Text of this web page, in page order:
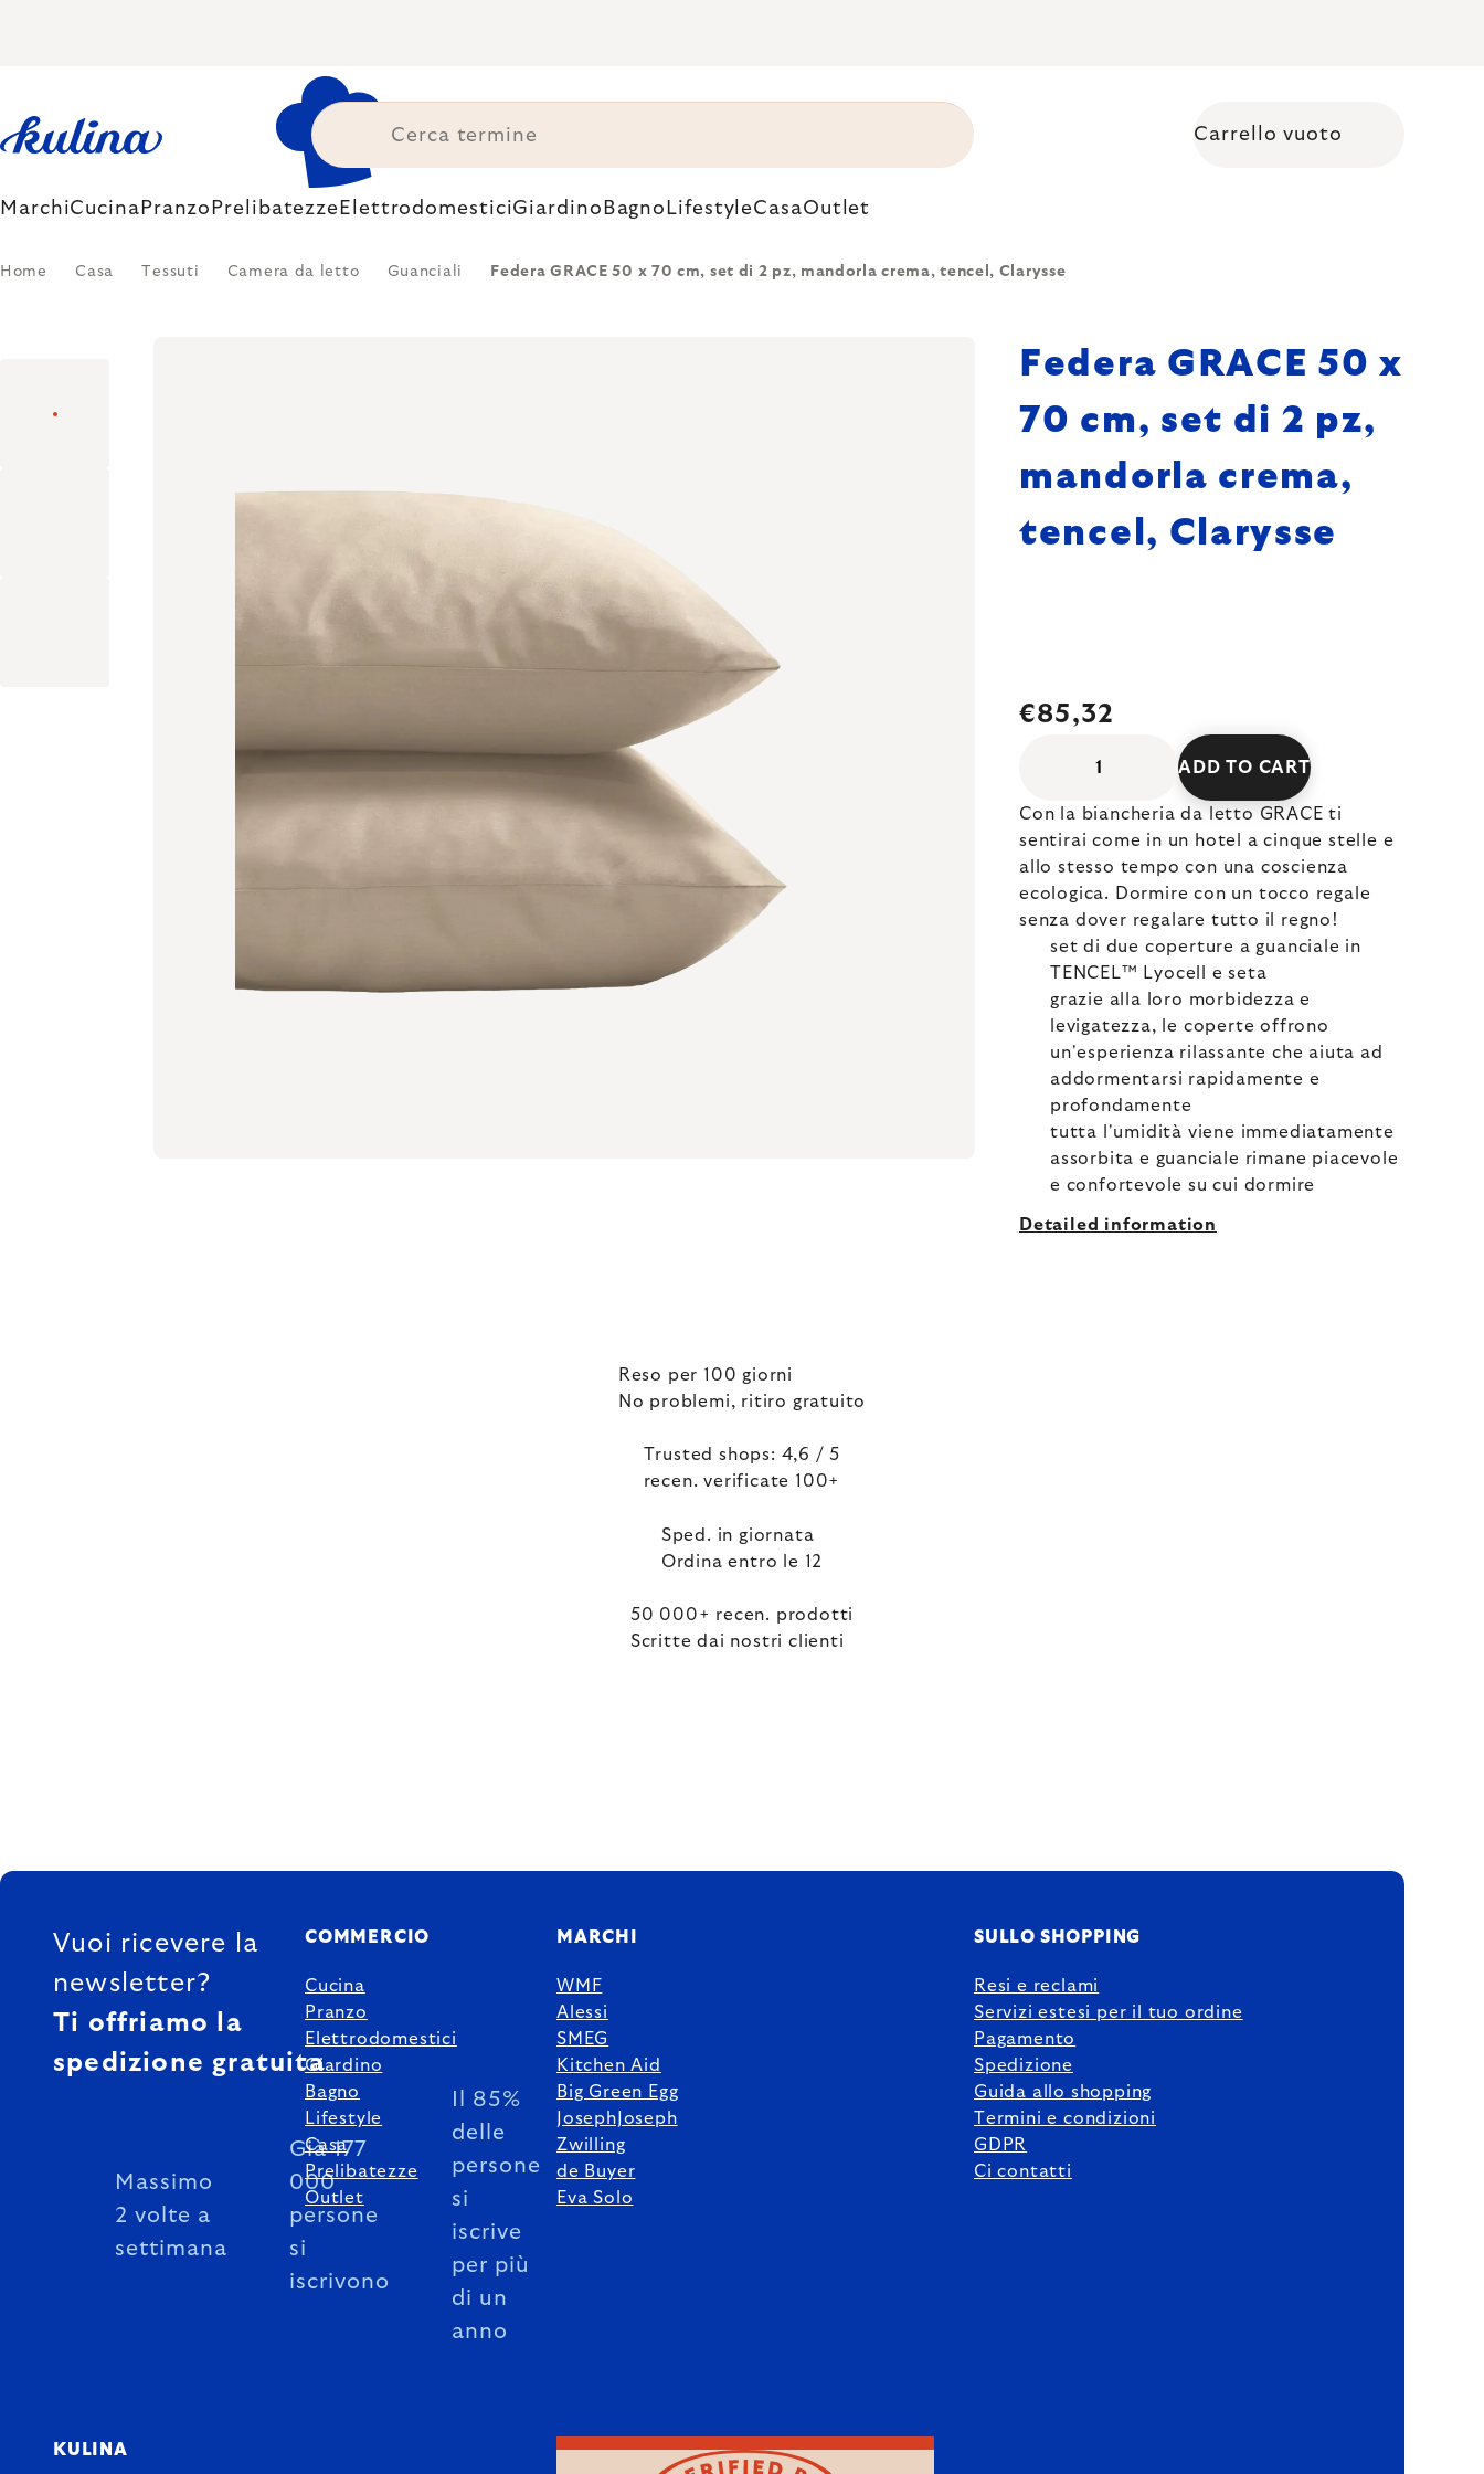
Carrello vuoto
MarchiCucina Pranzo Prelibatezze ElettrodomesticiGiardino Bagno LifestyleCasaOutlet
Home Casa Tessuti Camera da letto Guanciali Federa GRACE 50 x 70 cm, set di 2 pz, mandorla crema, tencel, Clarysse
Federa GRACE 50 x
70 cm, set di 2 pz,
mandorla crema,
tencel, Clarysse
€85,32
ADD TO CART
Con la biancheria da letto GRACE ti
sentirai come in un hotel a cinque stelle e
allo stesso tempo con una coscienza
ecologica. Dormire con un tocco regale
senza dover regalare tutto il regno!
set di due coperture a guanciale in
TENCEL™ Lyocell e seta
grazie alla loro morbidezza e
levigatezza, le coperte offrono
un'esperienza rilassante che aiuta ad
addormentarsi rapidamente e
profondamente
tutta l'umidità viene immediatamente
assorbita e guanciale rimane piacevole
e confortevole su cui dormire
Detailed information
Reso per 100 giorni
No problemi, ritiro gratuito
Trusted shops: 4,6 / 5
recen. verificate 100+
Sped. in giornata
Ordina entro le 12
50 000+ recen. prodotti
Scritte dai nostri clienti
FOOTER
Vuoi ricevere la
newsletter?
Ti offriamo la
spedizione gratuita
Massimo
2 volte a
settimana
Già 177
000
persone
si
iscrivono
Il 85%
delle
persone
si
iscrive
per più
di un
anno
COMMERCIO
Cucina
Pranzo
Elettrodomestici
Giardino
Bagno
Lifestyle
Casa
Prelibatezze
Outlet
MARCHI
WMF
Alessi
SMEG
Kitchen Aid
Big Green Egg
JosephJoseph
Zwilling
de Buyer
Eva Solo
SULLO SHOPPING
Resi e reclami
Servizi estesi per il tuo ordine
Pagamento
Spedizione
Guida allo shopping
Termini e condizioni
GDPR
Ci contatti
KULINA